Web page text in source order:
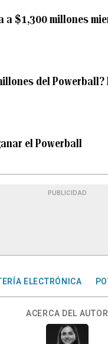
a $1,300 millones
del
el Powerball
PUBLICIDAD
ELECTRÓNICA
ACERCA DEL AUTOR